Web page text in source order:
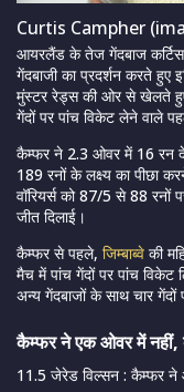
Curtis Campher
आयरलैंड के तेज गेंदबाज कर्टिस
गेंदबाजी का प्रदर्शन करते हुए
मुंस्टर रेड्स की ओर से खेलते
गेंदों पर पांच विकेट लेने वाले
कैम्फर ने 2.3 ओवर में 16 रन
189 रनों के लक्ष्य का पीछा
वॉरियर्स को 87/5 से 88
जीत दिलाई।
कैम्फर से पहले, जिम्बाब्वे की
मैच में पांच गेंदों पर पांच विकेट
अन्य गेंदबाजों के साथ चार
कैम्फर ने एक ओवर में नहीं,
11.5 जेरेड विल्सन : कैम्फर